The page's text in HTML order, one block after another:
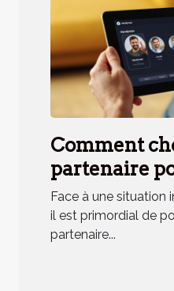
Comment
partenaire
urgences
Face à une situation
il est primordial de
partenaire...